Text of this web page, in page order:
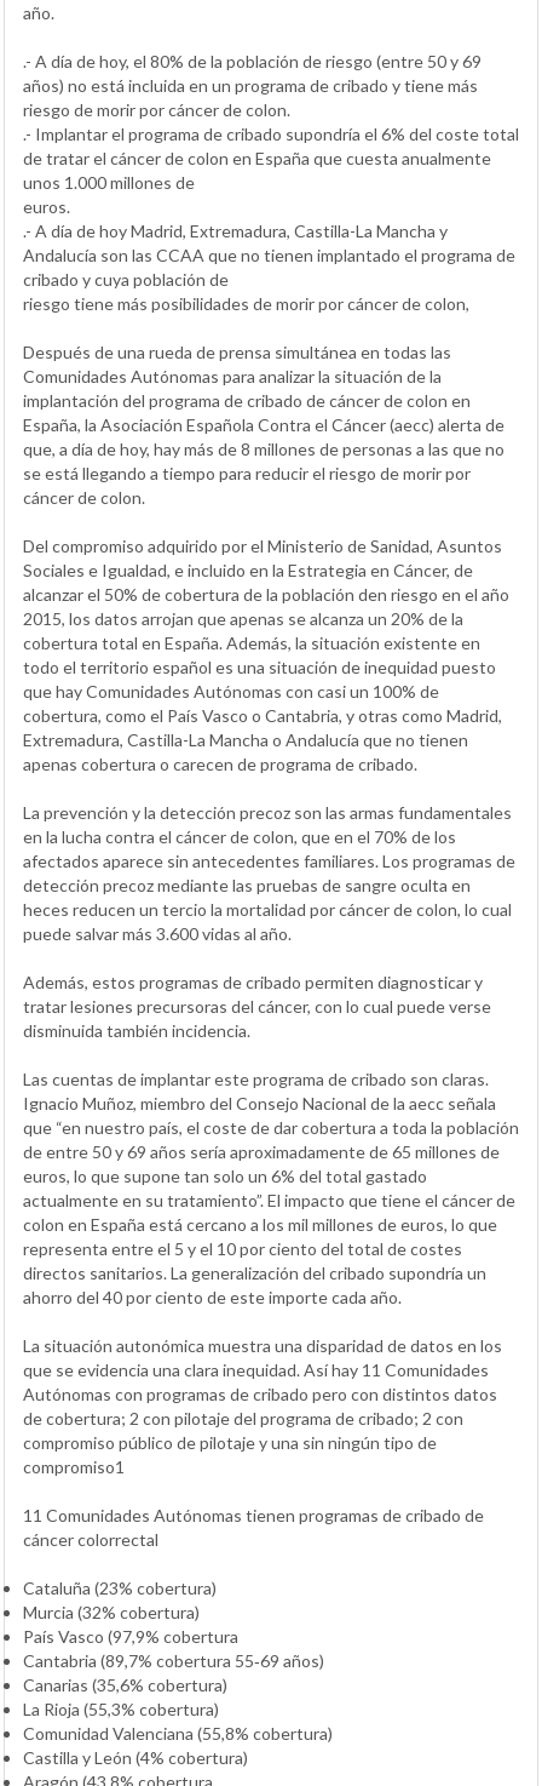
año.
.- A día de hoy, el 80% de la población de riesgo (entre 50 y 69
años) no está incluida en un programa de cribado y tiene más
riesgo de morir por cáncer de colon.
.- Implantar el programa de cribado supondría el 6% del coste total
de tratar el cáncer de colon en España que cuesta anualmente
unos 1.000 millones de
euros.
.- A día de hoy Madrid, Extremadura, Castilla-La Mancha y
Andalucía son las CCAA que no tienen implantado el programa de
cribado y cuya población de
riesgo tiene más posibilidades de morir por cáncer de colon,
Después de una rueda de prensa simultánea en todas las
Comunidades Autónomas para analizar la situación de la
implantación del programa de cribado de cáncer de colon en
España, la Asociación Española Contra el Cáncer (aecc) alerta de
que, a día de hoy, hay más de 8 millones de personas a las que no
se está llegando a tiempo para reducir el riesgo de morir por
cáncer de colon.
Del compromiso adquirido por el Ministerio de Sanidad, Asuntos
Sociales e Igualdad, e incluido en la Estrategia en Cáncer, de
alcanzar el 50% de cobertura de la población den riesgo en el año
2015, los datos arrojan que apenas se alcanza un 20% de la
cobertura total en España. Además, la situación existente en
todo el territorio español es una situación de inequidad puesto
que hay Comunidades Autónomas con casi un 100% de
cobertura, como el País Vasco o Cantabria, y otras como Madrid,
Extremadura, Castilla-La Mancha o Andalucía que no tienen
apenas cobertura o carecen de programa de cribado.
La prevención y la detección precoz son las armas fundamentales
en la lucha contra el cáncer de colon, que en el 70% de los
afectados aparece sin antecedentes familiares. Los programas de
detección precoz mediante las pruebas de sangre oculta en
heces reducen un tercio la mortalidad por cáncer de colon, lo cual
puede salvar más 3.600 vidas al año.
Además, estos programas de cribado permiten diagnosticar y
tratar lesiones precursoras del cáncer, con lo cual puede verse
disminuida también incidencia.
Las cuentas de implantar este programa de cribado son claras.
Ignacio Muñoz, miembro del Consejo Nacional de la aecc señala
que “en nuestro país, el coste de dar cobertura a toda la población
de entre 50 y 69 años sería aproximadamente de 65 millones de
euros, lo que supone tan solo un 6% del total gastado
actualmente en su tratamiento”. El impacto que tiene el cáncer de
colon en España está cercano a los mil millones de euros, lo que
representa entre el 5 y el 10 por ciento del total de costes
directos sanitarios. La generalización del cribado supondría un
ahorro del 40 por ciento de este importe cada año.
La situación autonómica muestra una disparidad de datos en los
que se evidencia una clara inequidad. Así hay 11 Comunidades
Autónomas con programas de cribado pero con distintos datos
de cobertura; 2 con pilotaje del programa de cribado; 2 con
compromiso público de pilotaje y una sin ningún tipo de
compromiso1
11 Comunidades Autónomas tienen programas de cribado de
cáncer colorrectal
Cataluña (23% cobertura)
Murcia (32% cobertura)
País Vasco (97,9% cobertura
Cantabria (89,7% cobertura 55‐69 años)
Canarias (35,6% cobertura)
La Rioja (55,3% cobertura)
Comunidad Valenciana (55,8% cobertura)
Castilla y León (4% cobertura)
Aragón (43,8% cobertura.